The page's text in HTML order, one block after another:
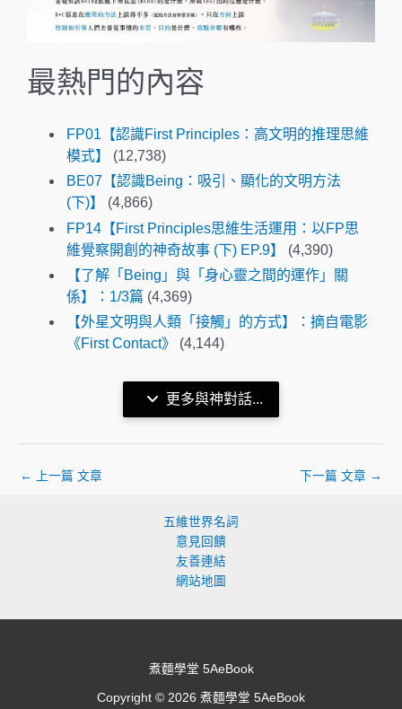
最熱門的內容
FP01【認識First Principles：高文明的推理思維
模式】
(12,738)
BE07【認識Being：吸引、顯化的文明方法
(下)】
(4,866)
FP14【First Principles思維生活運用：以FP思
維覺察開創的神奇故事 (下) EP.9】
(4,390)
【了解「Being」與「身心靈之間的運作」關
係】：1/3篇 (4,369)
【外星文明與人類「接觸」的方式】：摘自電影
《First Contact》
(4,144)
更多與神對話...
← 上一篇 文章 下一篇 文章 →
五維世界名詞
意見回饋
友善連結
網站地圖
煮麵學堂 5AeBook
Copyright © 2026 煮麵學堂 5AeBook